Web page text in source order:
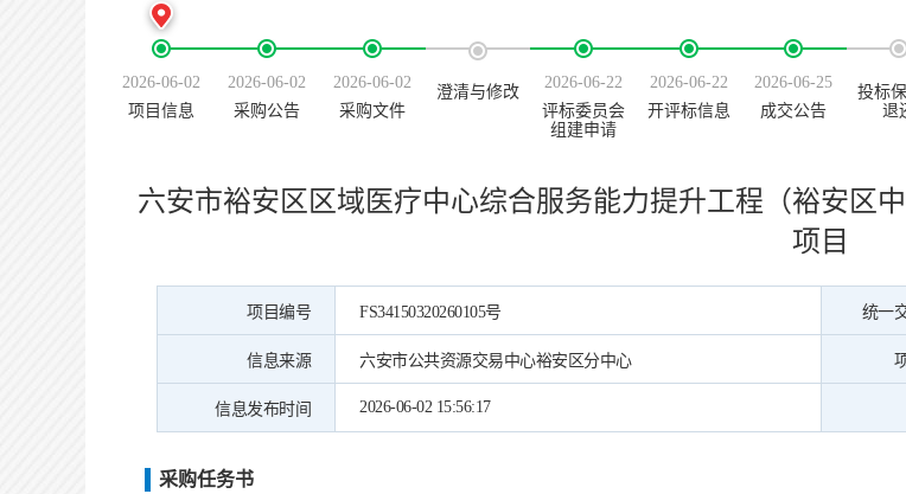
2026-06-02
项目信息
2026-06-02
采购公告
2026-06-02
采购文件
澄清与修改
2026-06-22
评标委员会
组建申请
2026-06-22
开评标信息
2026-06-25
成交公告
投标
退
六安市裕安区区域医疗中心综合服务能力提升工程（裕安区
项目
项目编号 FS34150320260105号 统一
信息来源 六安市公共资源交易中心裕安区分中心
信息发布时间 2026-06-02 15:56:17
采购任务书